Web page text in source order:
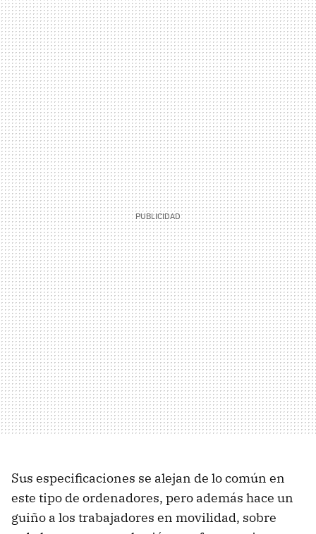
Sus especificaciones se alejan de lo común en
este tipo de ordenadores, pero además hace un
guiño a los trabajadores en movilidad, sobre